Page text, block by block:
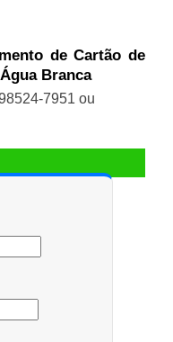
de Cartão de
Branca
7951 ou